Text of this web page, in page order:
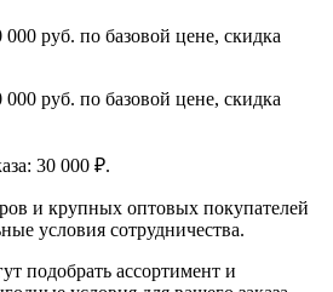
руб. по базовой цене, скидка
руб. по базовой цене, скидка
30 000 ₽.
и крупных оптовых покупателей
условия сотрудничества.
подобрать ассортимент и